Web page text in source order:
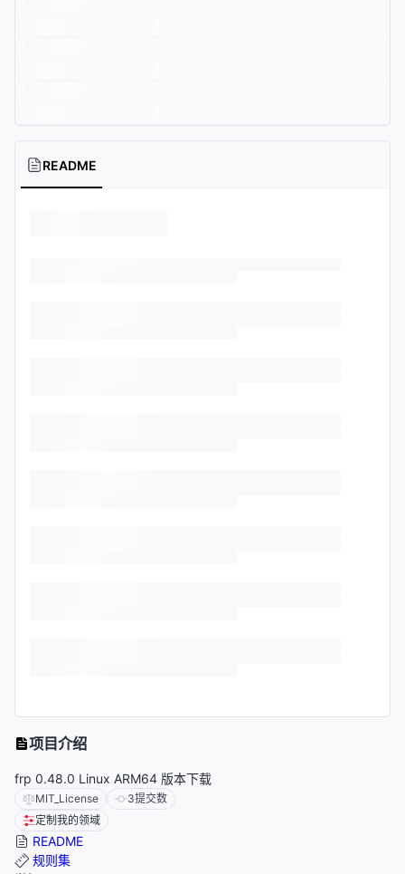
README
项目介绍
frp 0.48.0 Linux ARM64 版本下载
MIT_License 3提交数
定制我的领域
README
规则集